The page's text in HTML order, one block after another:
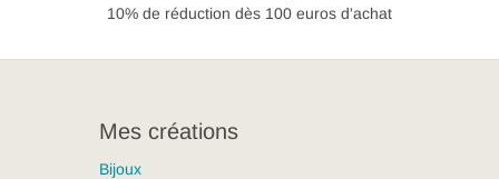
10% de réduction dès 100 euros d'achat
Mes créations
Bijoux